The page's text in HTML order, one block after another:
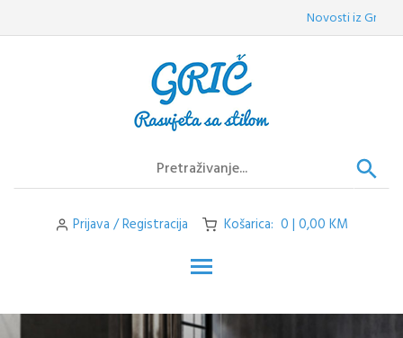
to
Novosti iz Griča:
Prijava / Registracija Košarica: 0 | 0,00 KM